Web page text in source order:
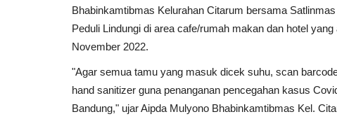
Bhabinkamtibmas Kelurahan Citarum bersama
Peduli Lindungi di area cafe/rumah makan dan hotel
November 2022.
"Agar semua tamu yang masuk dicek suhu, scan
hand sanitizer guna penanganan pencegahan kasus
Bandung," ujar Aipda Mulyono Bhabinkamtibmas Kel.